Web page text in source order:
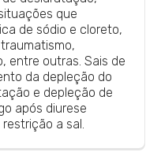
que
de sódio e cloreto,
entre outras. Sais de
da depleção do
e depleção de
após diurese
a sal.